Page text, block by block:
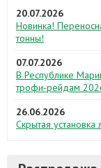
20.07.2026
Новинка!
тонны!
07.07.2026
В Республике
трофи-рейдам
26.06.2026
Скрытая